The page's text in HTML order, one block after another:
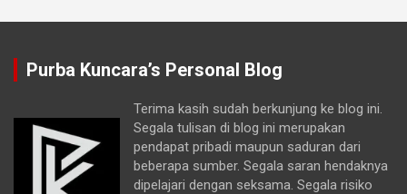
Purba Kuncara’s Personal Blog
Terima kasih sudah berkunjung ke blog ini.
Segala tulisan di blog ini merupakan
pendapat pribadi maupun saduran dari
beberapa sumber. Segala saran hendaknya
dipelajari dengan seksama. Segala risiko